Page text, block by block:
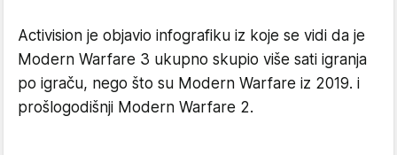
Activision je objavio infografiku iz koje se vidi da je
Modern Warfare 3 ukupno skupio više sati igranja
po igraču, nego što su Modern Warfare iz 2019. i
prošlogodišnji Modern Warfare 2.